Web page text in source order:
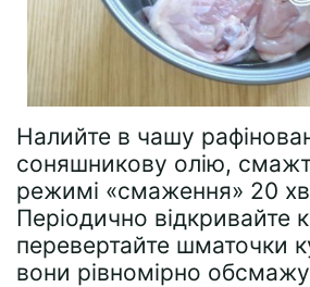
Налийте в чашу
соняшникову олію,
режимі «смаження» 20
Періодично відкривайте
перевертайте шматочки
вони рівномірно